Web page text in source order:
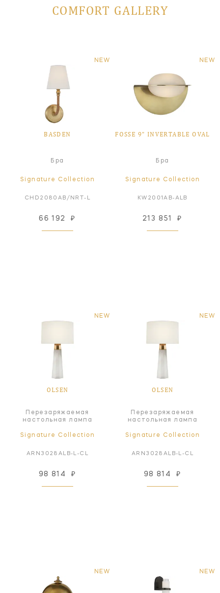
COMFORT GALLERY
NEW
BASDEN
Бра
Signature Collection
CHD2080AB/NRT-L
66 192 ₽
NEW
FOSSE 9" INVERTABLE OVAL
Бра
Signature Collection
KW2001AB-ALB
213 851 ₽
NEW
OLSEN
Перезаряжаемая
настольная лампа
Signature Collection
ARN3028ALB-L-CL
98 814 ₽
NEW
OLSEN
Перезаряжаемая
настольная лампа
Signature Collection
ARN3028ALB-L-CL
98 814 ₽
NEW NEW